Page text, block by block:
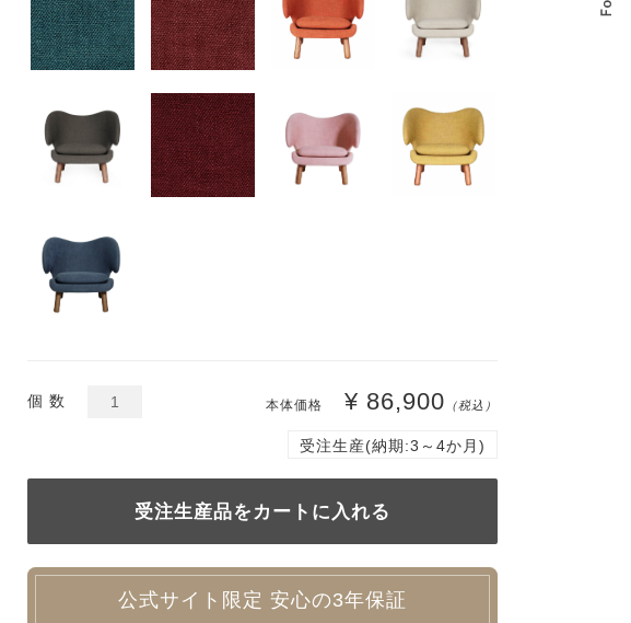
個 数 本体価格 ¥ 86,900 （税込）
受注生産(納期:3～4か月)
公式サイト限定 安心の3年保証